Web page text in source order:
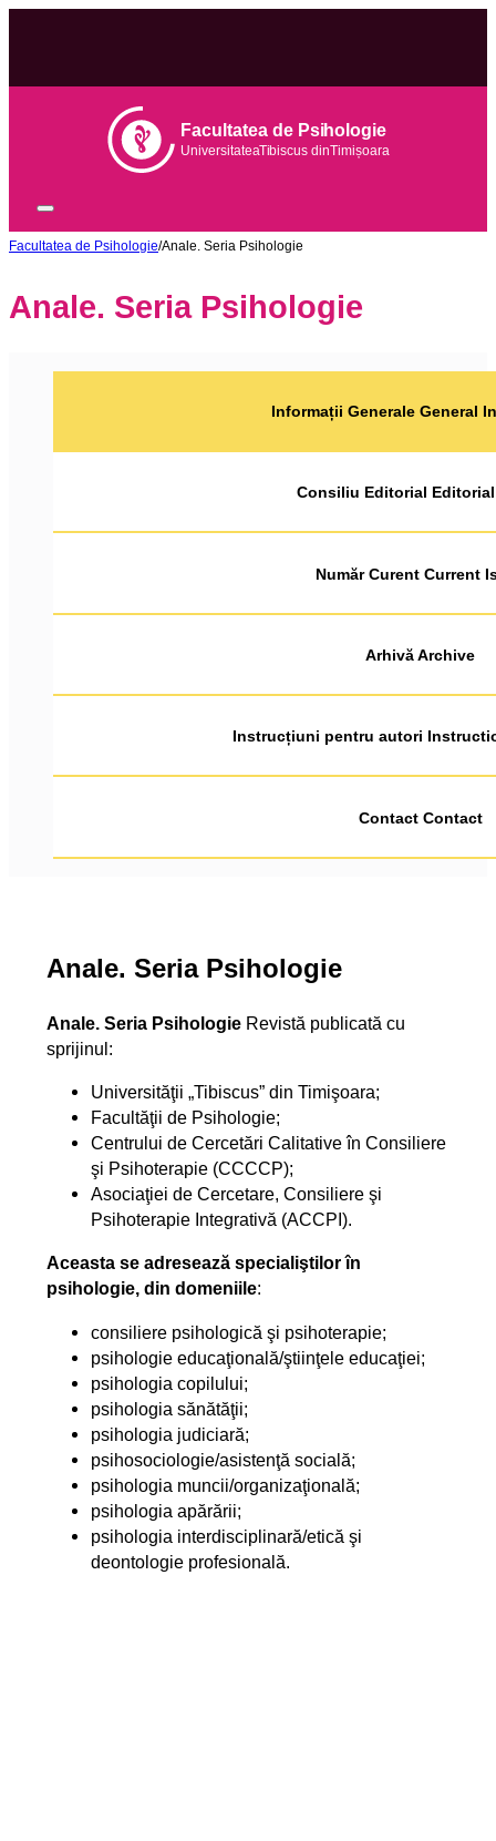
Universitatea Tibiscus din Timișoara
Facultatea de Psihologie
Facultatea de Psihologie/Anale. Seria Psihologie
Anale. Seria Psihologie
Informații Generale General
Consiliu Editorial
Număr Curent Current
Arhivă Archive
Instrucțiuni pentru autori
Contact Contact
Anale. Seria Psihologie
Anale. Seria PsihologieRevistă publicată cu
sprijinul:
Universităţii „Tibiscus” din Timişoara;
Facultăţii de Psihologie;
Centrului de Cercetări Calitative în Consiliere
şi Psihoterapie (CCCCP);
Asociaţiei de Cercetare, Consiliere şi
Psihoterapie Integrativă (ACCPI).
Aceasta se adresează specialiştilor în
psihologie, din domeniile:
consiliere psihologică şi psihoterapie;
psihologie educaţională/ştiinţele educaţiei;
psihologia copilului;
psihologia sănătăţii;
psihologia judiciară;
psihosociologie/asistenţă socială;
psihologia muncii/organizaţională;
psihologia apărării;
psihologia interdisciplinară/etică şi
deontologie profesională.